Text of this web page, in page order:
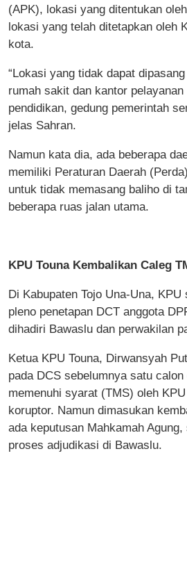
(APK), lokasi yang ditentukan
lokasi yang telah ditetapkan oleh
kota.
“Lokasi yang tidak dapat
rumah sakit dan kantor
pendidikan, gedung pemerintah
jelas Sahran.
Namun kata dia, ada beberapa
memiliki Peraturan Daerah
untuk tidak memasang baliho di
beberapa ruas jalan utama.
KPU Touna Kembalikan Caleg
Di Kabupaten Tojo Una-Una,
pleno penetapan DCT anggota
dihadiri Bawaslu dan perwakilan
Ketua KPU Touna, Dirwansyah
pada DCS sebelumnya satu
memenuhi syarat (TMS) oleh
koruptor. Namun dimasukan
ada keputusan Mahkamah
proses adjudikasi di Bawaslu.